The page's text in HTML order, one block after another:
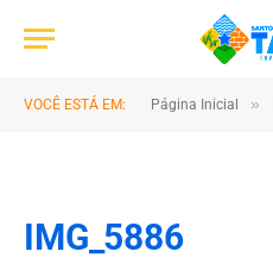
VOCÊ ESTÁ EM: Página Inicial »
IMG_5886